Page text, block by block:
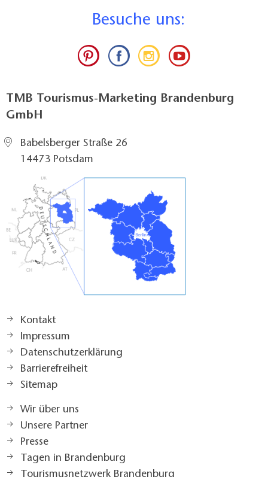
Besuche uns:
TMB Tourismus-Marketing Brandenburg
GmbH
Babelsberger Straße 26
14473 Potsdam
Kontakt
Impressum
Datenschutzerklärung
Barrierefreiheit
Sitemap
Wir über uns
Unsere Partner
Presse
Tagen in Brandenburg
Tourismusnetzwerk Brandenburg